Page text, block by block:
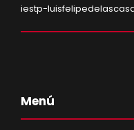
iestp-
Menú